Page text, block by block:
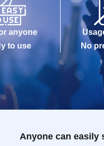
anyone
to use
No
Anyone can easily